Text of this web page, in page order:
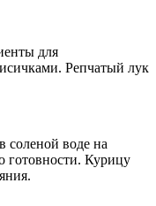
для
Репчатый лук
соленой воде на
готовности. Курицу